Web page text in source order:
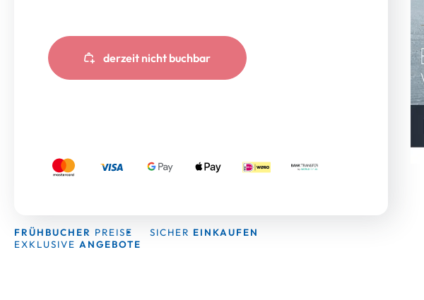
derzeit nicht buchbar
FRÜHBUCHER PREISE SICHER EINKAUFEN
EXKLUSIVE ANGEBOTE